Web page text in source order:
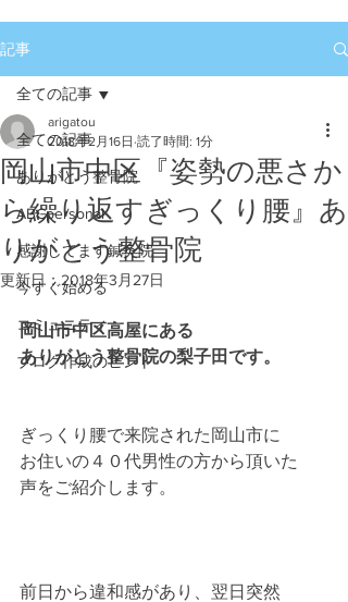
記事
全ての記事
ありがとう整骨院
ABCpersonal
感謝してます鍼灸院
今すぐ始める
コミュニティ
ブログ作成のヒント
全ての記事
岡山市中区『姿勢の悪さか
ら繰り返すぎっくり腰』あ
りがとう整骨院
arigatou
2018年2月16日 読了時間: 1分
更新日：2018年3月27日
岡山市中区高屋にある
ありがとう整骨院の梨子田です。
ぎっくり腰で来院された岡山市に
お住いの４０代男性の方から頂いた
声をご紹介します。
前日から違和感があり、翌日突然